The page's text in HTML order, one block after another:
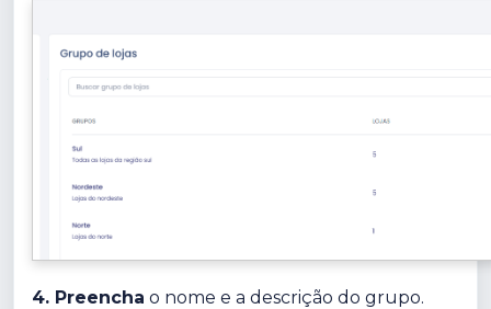
4. Preencha o nome e a descrição do grupo.